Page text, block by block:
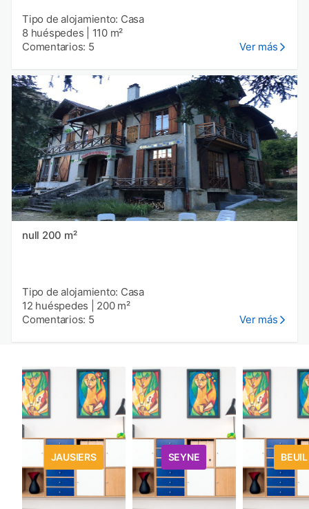
Tipo de alojamiento: Casa
8 huéspedes
110 m²
Comentarios: 5
Ver más
null 200 m²
Tipo de alojamiento: Casa
12 huéspedes
200 m²
Comentarios: 5
Ver más
JAUSIERS SEYNE BEUIL